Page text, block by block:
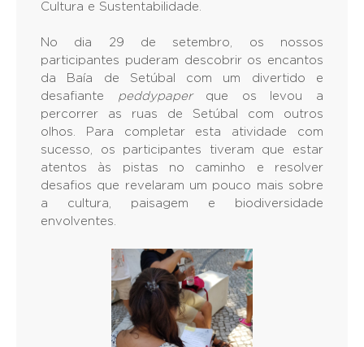
Cultura e Sustentabilidade.
No dia 29 de setembro, os nossos
participantes puderam descobrir os encantos
da Baía de Setúbal com um divertido e
desafiante peddypaperque os levou a
percorrer as ruas de Setúbal com outros
olhos. Para completar esta atividade com
sucesso, os participantes tiveram que estar
atentos às pistas no caminho e resolver
desafios que revelaram um pouco mais sobre
a cultura, paisagem e biodiversidade
envolventes.